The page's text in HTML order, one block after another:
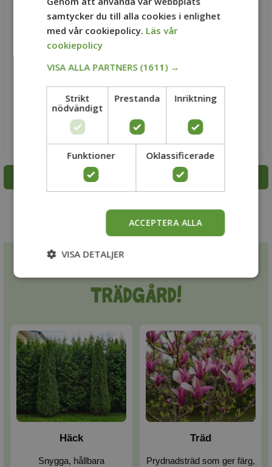
Smällspirea 'Diabolo' Färdig
Häck 180 cm
2995 kr /st
(2995 kr/meter)
Idegran Färdig Häck 150 cm
3395 kr /st
(3395 kr/meter)
Se alla färdiga häckar →
trädgård!
Häck
Snygga, hållbara
Träd
Prydnadsträd som ger färg,
samtycker du till alla cookies i enlighet
med vår cookiepolicy. Läs vår
cookiepolicy
VISA ALLA PARTNERS (1611) →
Strikt
nödvändigt
Prestanda Inriktning
Funktioner Oklassificerade
ACCEPTERA ALLA
VISA DETALJER